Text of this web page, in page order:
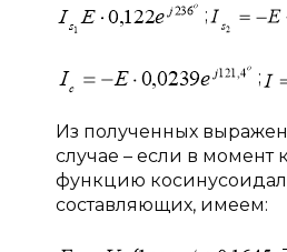
;
;
Из полученных
случае – если в
функцию
составляющих, имеем: